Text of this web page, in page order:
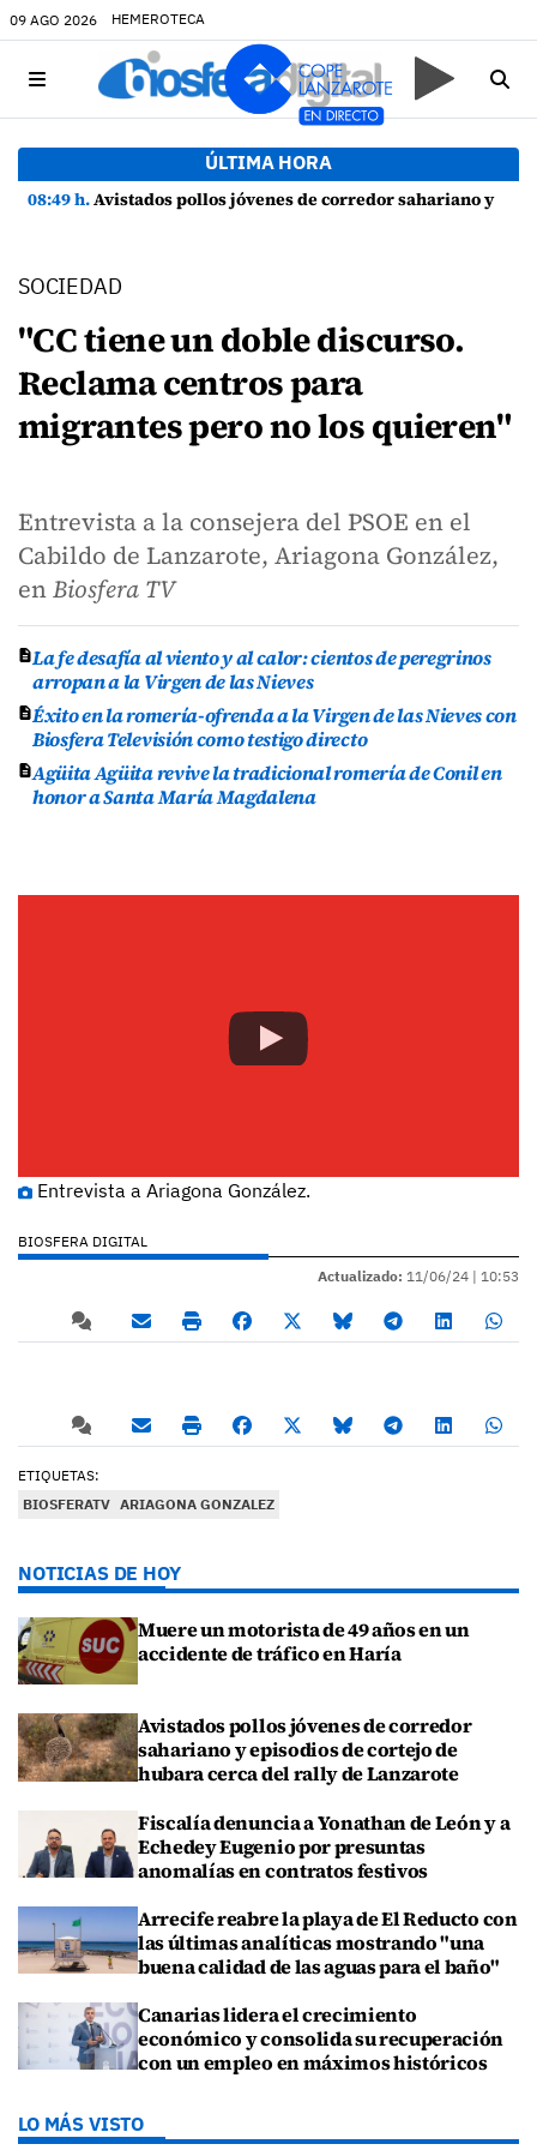
09 AGO 2026 HEMEROTECA
ÚLTIMA HORA
08:49 h.Avistados pollos jóvenes de corredor sahariano y episodios de cortejo de hubara cerca del rally de Lanzarote
SOCIEDAD
"CC tiene un doble discurso.
Reclama centros para
migrantes pero no los quieren"
Entrevista a la consejera del PSOE en el
Cabildo de Lanzarote, Ariagona González,
enBiosfera TV
La fe desafía al viento y al calor: cientos de peregrinos
arropan a la Virgen de las Nieves
Éxito en la romería-ofrenda a la Virgen de las Nieves con
Biosfera Televisión como testigo directo
Agüita Agüita revive la tradicional romería de Conil en
honor a Santa María Magdalena
Entrevista a Ariagona González.
BIOSFERA DIGITAL
Actualizado: 11/06/24 | 10:53
ETIQUETAS:
BIOSFERATV ARIAGONA GONZALEZ
NOTICIAS DE HOY
Muere un motorista de 49 años en un
accidente de tráfico en Haría
Avistados pollos jóvenes de corredor
sahariano y episodios de cortejo de
hubara cerca del rally de Lanzarote
Fiscalía denuncia a Yonathan de León y a
Echedey Eugenio por presuntas
anomalías en contratos festivos
Arrecife reabre la playa de El Reducto con
las últimas analíticas mostrando "una
buena calidad de las aguas para el baño"
Canarias lidera el crecimiento
económico y consolida su recuperación
con un empleo en máximos históricos
LO MÁS VISTO